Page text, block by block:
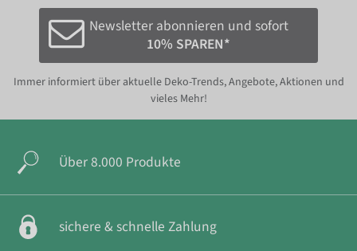
Newsletter abonnieren und sofort
10% SPAREN*
Immer informiert über aktuelle Deko-Trends, Angebote, Aktionen und
vieles Mehr!
Über 8.000 Produkte
sichere & schnelle Zahlung